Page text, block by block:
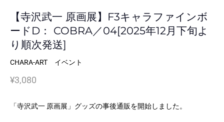
【寺沢武一 原画展】F3キャラファインボ
ードD： COBRA／04[2025年12月下旬よ
り順次発送]
CHARA-ART イベント
¥3,080
「寺沢武一 原画展」グッズの事後通販を開始しました。